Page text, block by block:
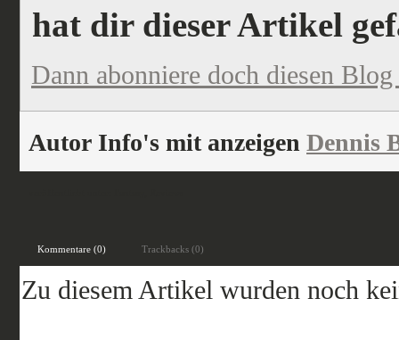
hat dir dieser Artikel
Dann abonniere doch diesen
Autor Info's mit anzeigen Dennis
Kommentare (0) Trackbacks (0)
Zu diesem Artikel wurden noch